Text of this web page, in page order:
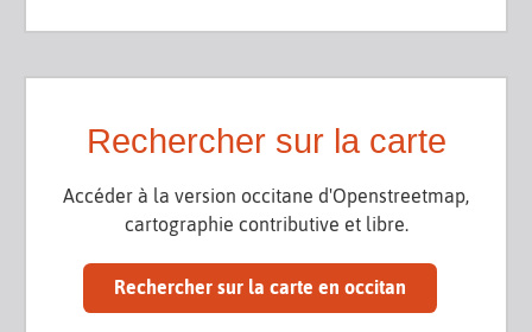
Rechercher sur la carte
Accéder à la version occitane d'Openstreetmap,
cartographie contributive et libre.
Rechercher sur la carte en occitan